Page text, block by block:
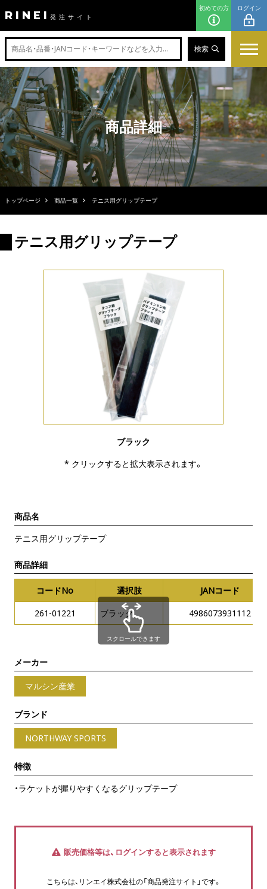
RINEI 発注サイト
初めての方 ログイン
検索
商品詳細
トップページ 商品一覧 テニス用グリップテープ
テニス用グリップテープ
ブラック
* クリックすると拡大表示されます。
商品名
テニス用グリップテープ
商品詳細
コードNo 選択肢
JANコード
261-01221
ブラック 4986073931112
スクロールできます
メーカー
マルシン産業
ブランド
NORTHWAY SPORTS
特徴
・ラケットが握りやすくなるグリップテープ
販売価格等は、ログインすると表示されます
こちらは、リンエイ株式会社の「商品発注サイト」です。